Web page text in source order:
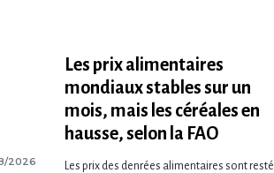
2026
Les prix alimentaires
mondiaux stables sur un
mois, mais les céréales en
hausse, selon la FAO
Les prix des denrées alimentaires sont